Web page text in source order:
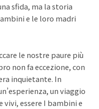
sfida, ma la storia
e le loro madri
le nostre paure più
non fa eccezione, con
inquietante. In
un viaggio
vivi, essere I bambini e